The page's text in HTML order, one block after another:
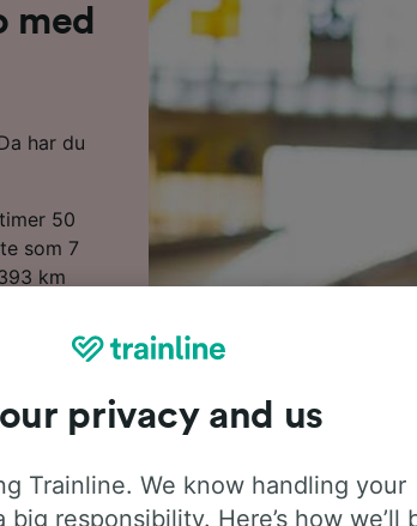
med
har du
50
som 7
km
på
finner
vil sikre
vår for å
privacy and us
Trainline. We know handling your
big responsibility. Here’s how we’ll